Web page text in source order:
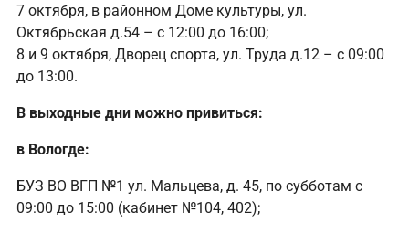
7 октября, в районном Доме культуры, ул.
Октябрьская д.54 – с 12:00 до 16:00;
8 и 9 октября, Дворец спорта, ул. Труда д.12 – с 09:00
до 13:00.
В выходные дни можно привиться:
в Вологде:
БУЗ ВО ВГП №1 ул. Мальцева, д. 45, по субботам с
09:00 до 15:00 (кабинет №104, 402);